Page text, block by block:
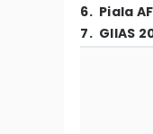
6. Piala
7. GIIAS